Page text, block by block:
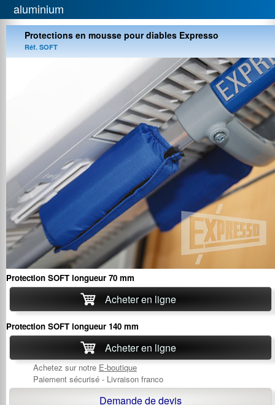
aluminium
Protections en mousse pour diables Expresso
Réf. SOFT
Protection SOFT longueur 70 mm
Acheter en ligne
Protection SOFT longueur 140 mm
Acheter en ligne
Achetez sur notre E-boutique
Paiement sécurisé - Livraison franco
Demande de devis